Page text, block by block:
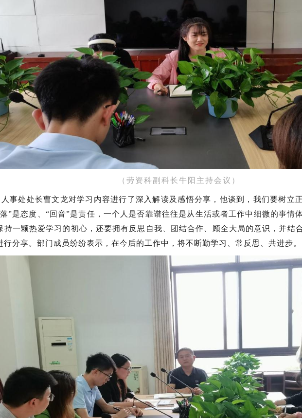
（劳资科副科长牛阳主持会议）
事处处长曹文龙对学习内容进行了深入解读及感悟分享，他谈到，我们要树立
”是态度、“回音”是责任，一个人是否靠谱往往是从生活或者工作中细微的事情
持一颗热爱学习的初心，还要拥有反思自我、团结合作、顾全大局的意识，并结
行分享。部门成员纷纷表示，在今后的工作中，将不断勤学习、常反思、共进步。